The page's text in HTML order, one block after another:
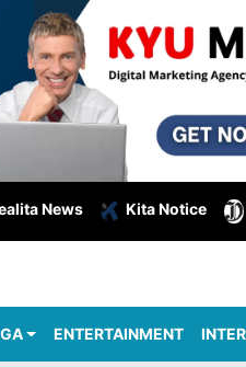
News Kita Notice
ENTERTAINMENT